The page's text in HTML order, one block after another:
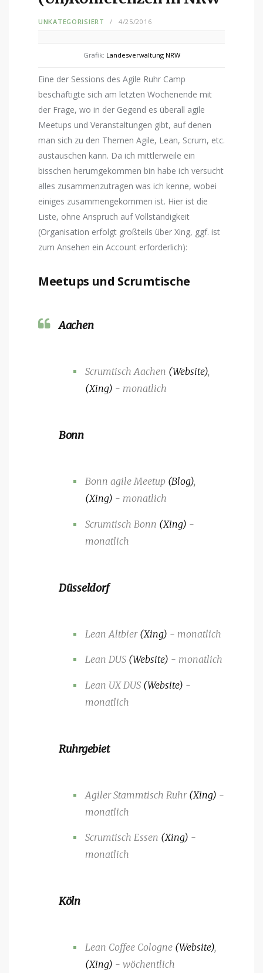
UNKATEGORISIERT 4/25/2016
Grafik: Landesverwaltung NRW
Eine der Sessions des Agile Ruhr Camp
beschäftigte sich am letzten Wochenende mit
der Frage, wo in der Gegend es überall agile
Meetups und Veranstaltungen gibt, auf denen
man sich zu den Themen Agile, Lean, Scrum, etc.
austauschen kann. Da ich mittlerweile ein
bisschen herumgekommen bin habe ich versucht
alles zusammenzutragen was ich kenne, wobei
einiges zusammengekommen ist. Hier ist die
Liste, ohne Anspruch auf Vollständigkeit
(Organisation erfolgt großteils über Xing, ggf. ist
zum Ansehen ein Account erforderlich):
Meetups und Scrumtische
Aachen
Scrumtisch Aachen (Website),
(Xing) - monatlich
Bonn
Bonn agile Meetup (Blog),
(Xing) - monatlich
Scrumtisch Bonn (Xing) -
monatlich
Düsseldorf
Lean Altbier (Xing) - monatlich
Lean DUS (Website) - monatlich
Lean UX DUS (Website) -
monatlich
Ruhrgebiet
Agiler Stammtisch Ruhr (Xing) -
monatlich
Scrumtisch Essen (Xing) -
monatlich
Köln
Lean Coffee Cologne (Website),
(Xing) - wöchentlich